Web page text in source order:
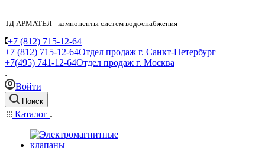
ТД АРМАТЕЛ - компоненты систем водоснабжения
+7 (812) 715-12-64
+7 (812) 715-12-64Отдел продаж г. Санкт-Петербург
+7(495) 741-12-64Отдел продаж г. Москва
Войти
Поиск
Каталог